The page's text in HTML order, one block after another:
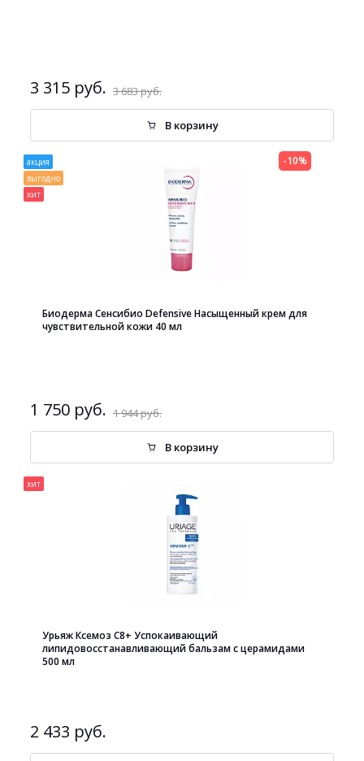
3 315 руб. 3 683 руб.
В корзину
акция
выгодно
хит
Биодерма Сенсибио Defensive Насыщенный крем для
чувствительной кожи 40 мл
1 750 руб. 1 944 руб.
-10%
В корзину
хит
Урьяж Ксемоз С8+ Успокаивающий
липидовосстанавливающий бальзам с церамидами
500 мл
2 433 руб.